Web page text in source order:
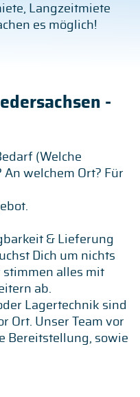
Langzeitmiete
es möglich!
-
(Welche
An welchem Ort? Für
& Lieferung
Dich um nichts
alles mit
ab.
Lagertechnik sind
Ort. Unser Team vor
Bereitstellung, sowie